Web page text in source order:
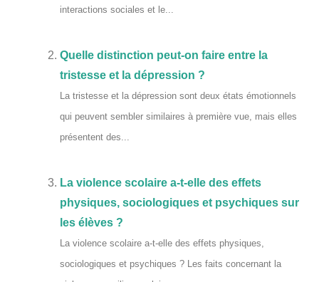
interactions sociales et le...
Quelle distinction peut-on faire entre la
tristesse et la dépression ?
La tristesse et la dépression sont deux états émotionnels
qui peuvent sembler similaires à première vue, mais elles
présentent des...
La violence scolaire a-t-elle des effets
physiques, sociologiques et psychiques sur
les élèves ?
La violence scolaire a-t-elle des effets physiques,
sociologiques et psychiques ? Les faits concernant la